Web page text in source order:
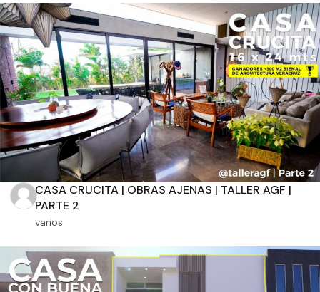
CASA CRUCITA | OBRAS AJENAS | TALLER AGF |
PARTE 2
varios
Orientación solar
Dimensiones
m2 de construcción
m2 de terreno